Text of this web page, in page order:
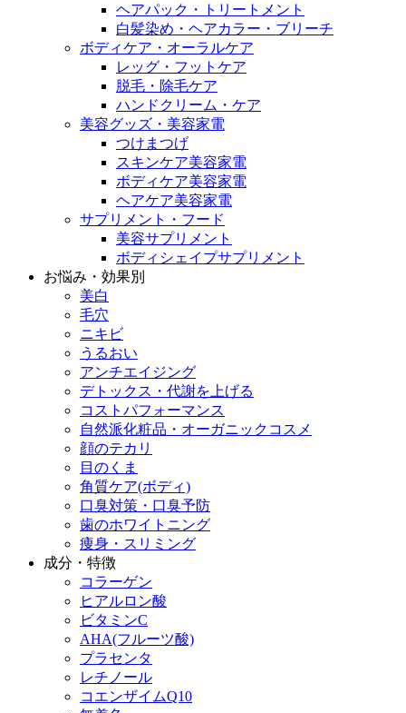
ヘアパック・トリートメント
白髪染め・ヘアカラー・ブリーチ
ボディケア・オーラルケア
レッグ・フットケア
脱毛・除毛ケア
ハンドクリーム・ケア
美容グッズ・美容家電
つけまつげ
スキンケア美容家電
ボディケア美容家電
ヘアケア美容家電
サプリメント・フード
美容サプリメント
ボディシェイプサプリメント
お悩み・効果別
美白
毛穴
ニキビ
うるおい
アンチエイジング
デトックス・代謝を上げる
コストパフォーマンス
自然派化粧品・オーガニックコスメ
顔のテカリ
目のくま
角質ケア(ボディ)
口臭対策・口臭予防
歯のホワイトニング
痩身・スリミング
成分・特徴
コラーゲン
ヒアルロン酸
ビタミンC
AHA(フルーツ酸)
プラセンタ
レチノール
コエンザイムQ10